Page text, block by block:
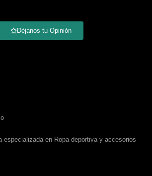
Déjanos tu Opinión
especializada en Ropa deportiva y accesorios